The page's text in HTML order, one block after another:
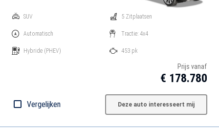
SUV
Automatisch
Hybride (PHEV)
5 Zitplaatsen
Tractie: 4x4
453 pk
Prijs vanaf
€ 178.780
Vergelijken Deze auto interesseert mij